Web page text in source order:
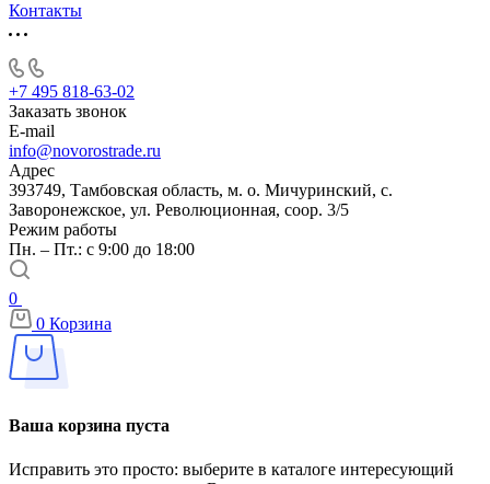
Контакты
+7 495 818-63-02
Заказать звонок
E-mail
info@novorostrade.ru
Адрес
393749, Тамбовская область, м. о. Мичуринский, с.
Заворонежское, ул. Революционная, соор. 3/5
Режим работы
Пн. – Пт.: с 9:00 до 18:00
0
0 Корзина
Ваша корзина пуста
Исправить это просто: выберите в каталоге интересующий